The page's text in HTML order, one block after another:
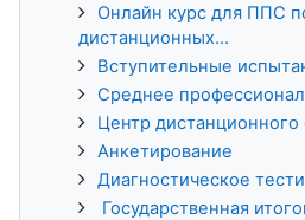
Онлайн курс для ППС
дистанционных...
Вступительные
Среднее
Центр дистанционного
Анкетирование
Диагностическое
Государственная